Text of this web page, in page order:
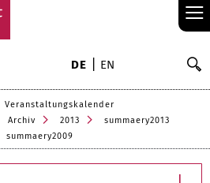
≡
DE EN
Veranstaltungskalender
Archiv 2013
summaery2013
summaery2009